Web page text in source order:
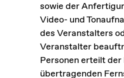
sowie der
Video- und
des Veranstalters
Veranstalter
Personen erteilt
übertragenden